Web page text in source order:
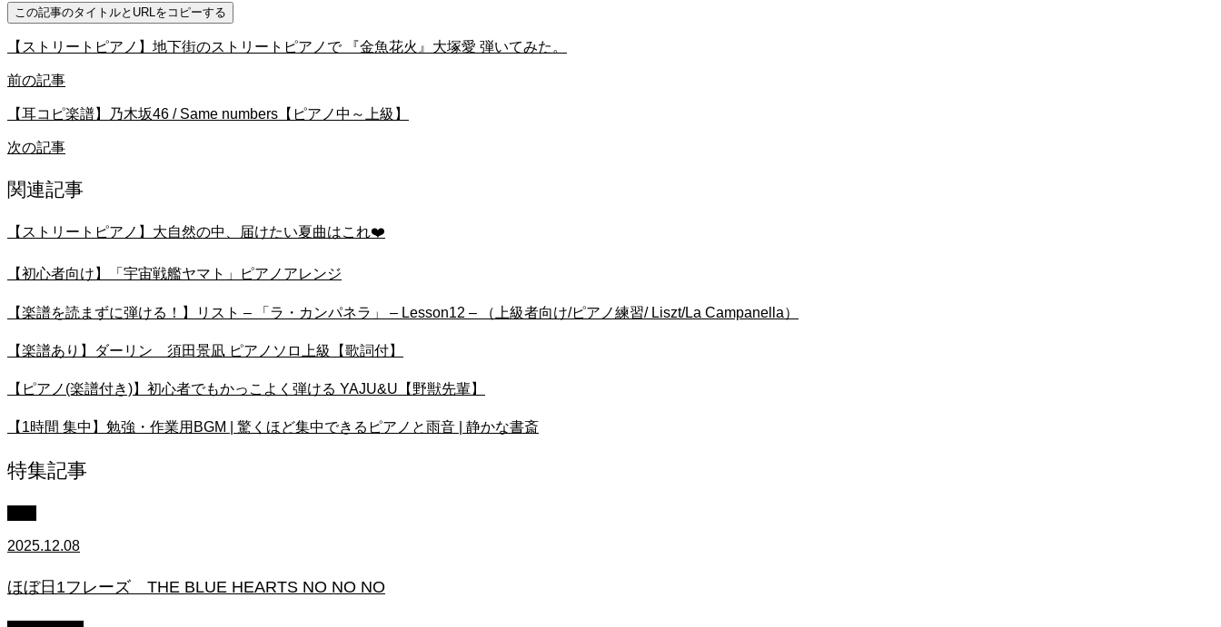
この記事のタイトルとURLをコピーする
【ストリートピアノ】地下街のストリートピアノで 『金魚花火』大塚愛 弾いてみた。
前の記事
【耳コピ楽譜】乃木坂46 / Same numbers【ピアノ中～上級】
次の記事
関連記事
【ストリートピアノ】大自然の中、届けたい夏曲はこれ❤️
【初心者向け】「宇宙戦艦ヤマト」ピアノアレンジ
【楽譜を読まずに弾ける！】リスト – 「ラ・カンパネラ」 – Lesson12 – （上級者向け/ピアノ練習/ Liszt/La Campanella）
【楽譜あり】ダーリン 須田景凪 ピアノソロ上級【歌詞付】
【ピアノ(楽譜付き)】初心者でもかっこよく弾ける YAJU&U【野獣先輩】
【1時間 集中】勉強・作業用BGM | 驚くほど集中できるピアノと雨音 | 静かな書斎
特集記事
2025.12.08
ほぼ日1フレーズ THE BLUE HEARTS NO NO NO